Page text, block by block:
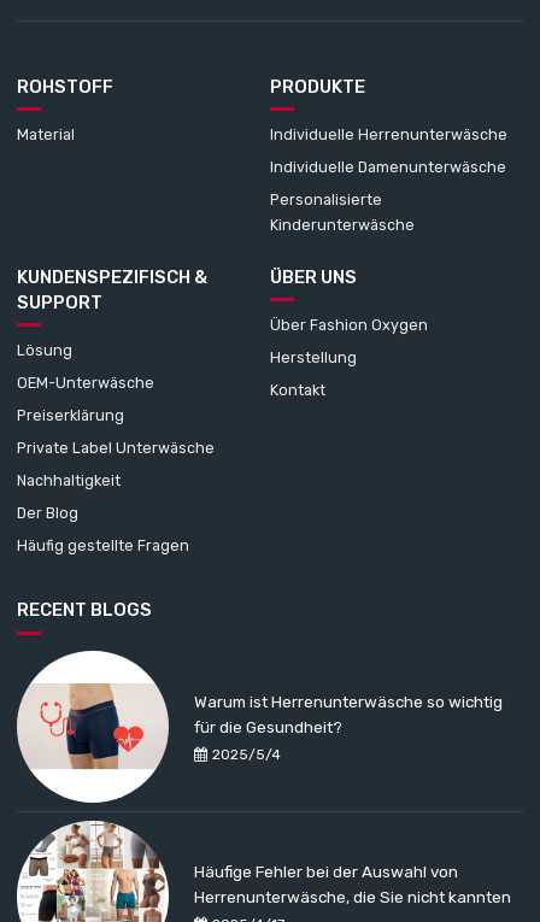
ROHSTOFF
Material
PRODUKTE
Individuelle Herrenunterwäsche
Individuelle Damenunterwäsche
Personalisierte
Kinderunterwäsche
KUNDENSPEZIFISCH &
SUPPORT
Lösung
OEM-Unterwäsche
Preiserklärung
Private Label Unterwäsche
Nachhaltigkeit
Der Blog
Häufig gestellte Fragen
ÜBER UNS
Über Fashion Oxygen
Herstellung
Kontakt
RECENT BLOGS
2025/5/4
Warum ist Herrenunterwäsche so wichtig
für die Gesundheit?
Häufige Fehler bei der Auswahl von
Herrenunterwäsche, die Sie nicht kannten